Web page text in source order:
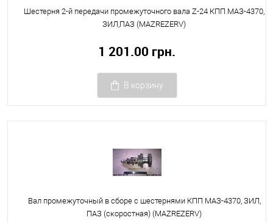
Шестерня 2-й передачи промежуточного вала Z-24 КПП МАЗ-4370,
ЗИЛ,ПАЗ (MAZREZERV)
1 201.00 грн.
В корзину
Вал промежуточный в сборе с шестернями КПП МАЗ-4370, ЗИЛ,
ПАЗ (скоростная) (MAZREZERV)